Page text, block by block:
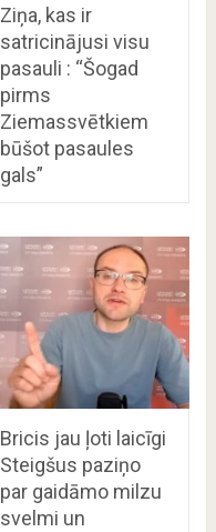
Ziņa, kas ir
satricinājusi visu
pasauli : “Šogad
pirms
Ziemassvētkiem
būšot pasaules
gals”
Bricis jau ļoti laicīgi
Steigšus paziņo
par gaidāmo milzu
svelmi un